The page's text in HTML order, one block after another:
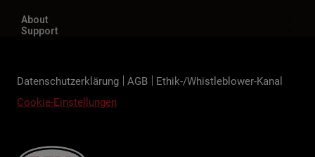
About
Support
Datenschutzerklärung AGB
Ethik-/Whistleblower-Kanal
Cookie-Einstellungen